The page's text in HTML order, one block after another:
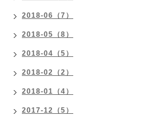
2018-06（7）
2018-05（8）
2018-04（5）
2018-02（2）
2018-01（4）
2017-12（5）